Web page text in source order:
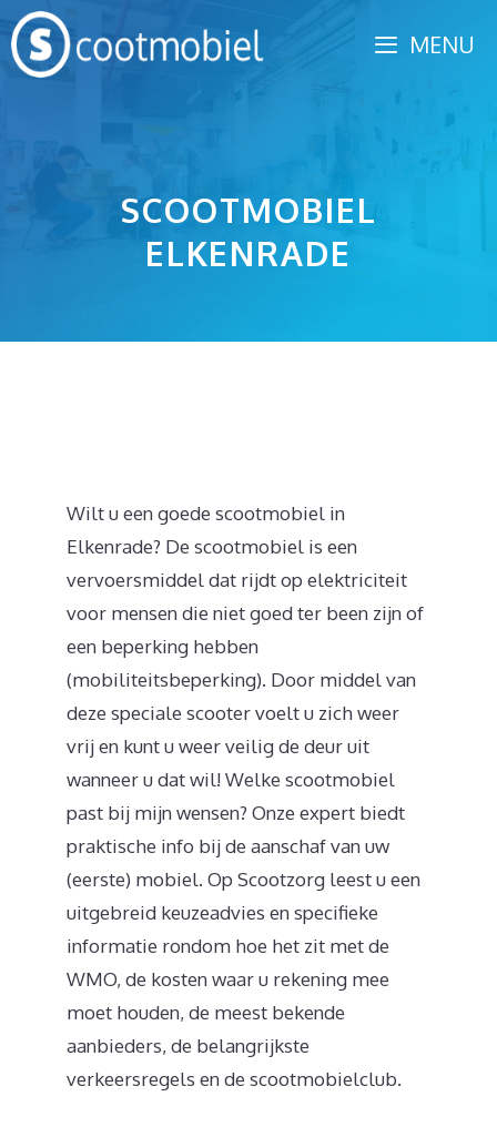
Spring
naar
inhoud
MENU
SCOOTMOBIEL
ELKENRADE
Wilt u een goede scootmobiel in
Elkenrade? De scootmobiel is een
vervoersmiddel dat rijdt op elektriciteit
voor mensen die niet goed ter been zijn of
een beperking hebben
(mobiliteitsbeperking). Door middel van
deze speciale scooter voelt u zich weer
vrij en kunt u weer veilig de deur uit
wanneer u dat wil! Welke scootmobiel
past bij mijn wensen? Onze expert biedt
praktische info bij de aanschaf van uw
(eerste) mobiel. Op Scootzorg leest u een
uitgebreid keuzeadvies en specifieke
informatie rondom hoe het zit met de
WMO, de kosten waar u rekening mee
moet houden, de meest bekende
aanbieders, de belangrijkste
verkeersregels en de scootmobielclub.